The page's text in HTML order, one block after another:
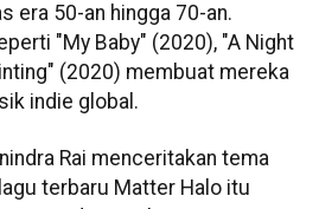
era 50-an hingga 70-an.
"My Baby" (2020), "A Night
(2020) membuat mereka
indie global.
Rai menceritakan tema
terbaru Matter Halo itu